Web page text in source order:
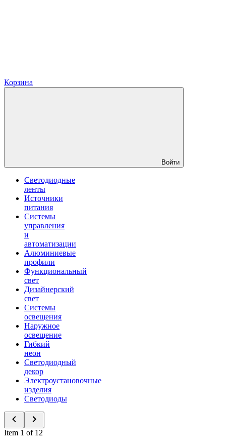
Корзина
Войти
Светодиодные
ленты
Источники
питания
Системы
управления
и
автоматизации
Алюминиевые
профили
Функциональный
свет
Дизайнерский
свет
Системы
освещения
Наружное
освещение
Гибкий
неон
Светодиодный
декор
Электроустановочные
изделия
Светодиоды
Item 1 of 12